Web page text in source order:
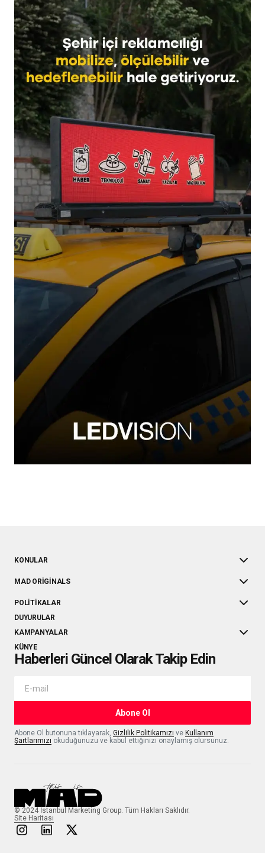
KONULAR
MAD ORIGINALS
POLITIKALAR
DUYURULAR
KAMPANYALAR
KÜNYE
Haberleri Güncel Olarak Takip Edin
Abone Ol
Abone Ol butonuna tıklayarak, Gizlilik Politikamızı ve Kullanım
Şartlarımızı okuduğunuzu ve kabul ettiğinizi onaylamış olursunuz.
© 2024 İstanbul Marketing Group. Tüm Hakları Saklıdır.
Site Haritası